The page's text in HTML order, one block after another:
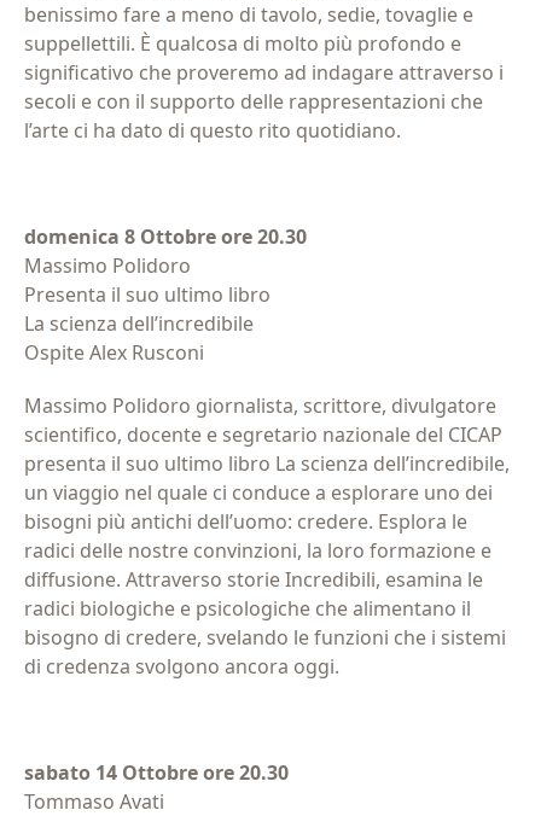
benissimo fare a meno di tavolo, sedie, tovaglie e
suppellettili. È qualcosa di molto più profondo e
significativo che proveremo ad indagare attraverso i
secoli e con il supporto delle rappresentazioni che
l’arte ci ha dato di questo rito quotidiano.
domenica 8 Ottobre ore 20.30
Massimo Polidoro
Presenta il suo ultimo libro
La scienza dell’incredibile
Ospite Alex Rusconi
Massimo Polidoro giornalista, scrittore, divulgatore
scientifico, docente e segretario nazionale del CICAP
presenta il suo ultimo libro La scienza dell’incredibile,
un viaggio nel quale ci conduce a esplorare uno dei
bisogni più antichi dell’uomo: credere. Esplora le
radici delle nostre convinzioni, la loro formazione e
diffusione. Attraverso storie Incredibili, esamina le
radici biologiche e psicologiche che alimentano il
bisogno di credere, svelando le funzioni che i sistemi
di credenza svolgono ancora oggi.
sabato 14 Ottobre ore 20.30
Tommaso Avati